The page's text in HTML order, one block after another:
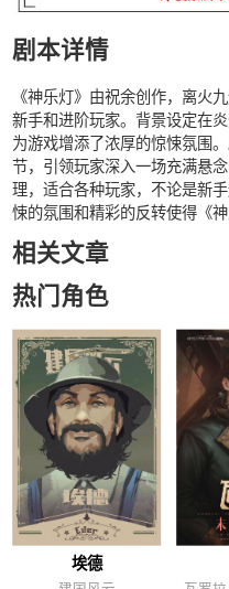
剧本详情
《神乐灯》由祝余创作，离火
新手和进阶玩家。背景设定在
为游戏增添了浓厚的惊悚氛围
节，引领玩家深入一场充满悬
理，适合各种玩家，不论是新
悚的氛围和精彩的反转使得《
相关文章
热门角色
埃德